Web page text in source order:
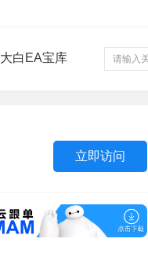
大白EA宝库
立即访问